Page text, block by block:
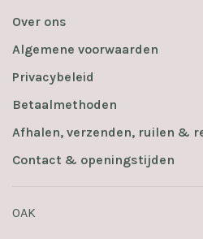
Over ons
Algemene voorwaarden
Privacybeleid
Betaalmethoden
Afhalen, verzenden, ruilen &
Contact & openingstijden
OAK